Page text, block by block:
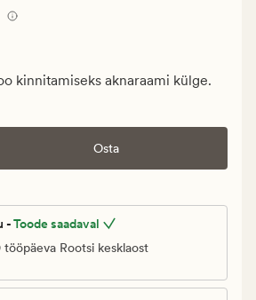
kinnitamiseks aknaraami külge.
Osta
-Toode saadaval
Rootsi kesklaost